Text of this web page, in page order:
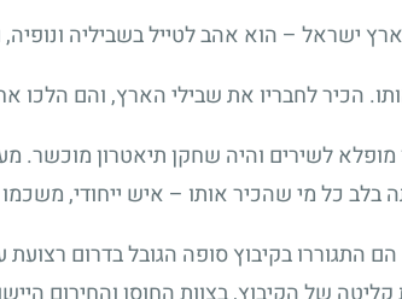
ישראל – הוא אהב לטייל בשביליה ונופיה,
הכיר לחבריו את שבילי הארץ, והם
מופלא לשירים והיה שחקן תיאטרון
בלב כל מי שהכיר אותו – איש ייחודי,
התגוררו בקיבוץ סופה הגובל בדרום רצועת